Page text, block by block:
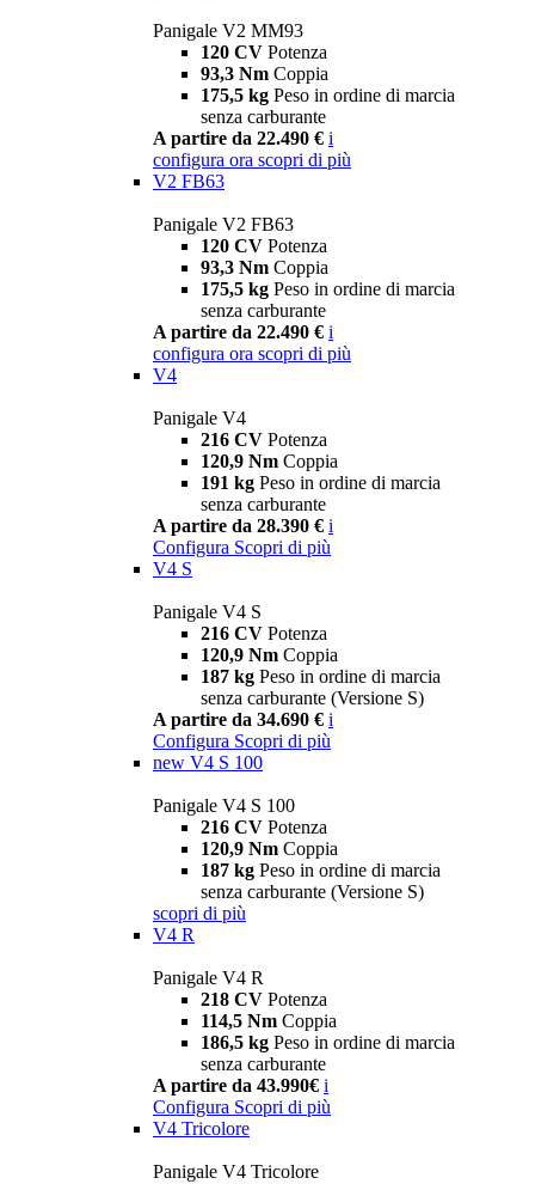
Panigale V2 MM93
120 CV Potenza
93,3 Nm Coppia
175,5 kg Peso in ordine di marcia
senza carburante
A partire da 22.490 € i
configura ora scopri di più
V2 FB63
Panigale V2 FB63
120 CV Potenza
93,3 Nm Coppia
175,5 kg Peso in ordine di marcia
senza carburante
A partire da 22.490 € i
configura ora scopri di più
V4
Panigale V4
216 CV Potenza
120,9 Nm Coppia
191 kg Peso in ordine di marcia
senza carburante
A partire da 28.390 € i
Configura Scopri di più
V4 S
Panigale V4 S
216 CV Potenza
120,9 Nm Coppia
187 kg Peso in ordine di marcia
senza carburante (Versione S)
A partire da 34.690 € i
Configura Scopri di più
new V4 S 100
Panigale V4 S 100
216 CV Potenza
120,9 Nm Coppia
187 kg Peso in ordine di marcia
senza carburante (Versione S)
scopri di più
V4 R
Panigale V4 R
218 CV Potenza
114,5 Nm Coppia
186,5 kg Peso in ordine di marcia
senza carburante
A partire da 43.990€ i
Configura Scopri di più
V4 Tricolore
Panigale V4 Tricolore